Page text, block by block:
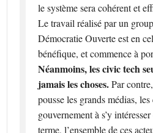
le système sera cohérent et
Le travail réalisé par un
Démocratie Ouverte est en
bénéfique, et commence à
Néanmoins, les civic tech
jamais les choses.Par
pousse les grands médias,
gouvernement à s’y
terme, l’ensemble de ces